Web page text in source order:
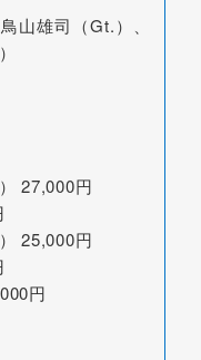
山雄司（Gt.）、
27,000円
25,000円
円